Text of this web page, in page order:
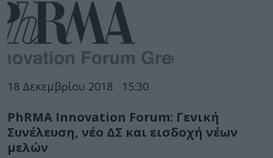
18 Δεκεμβρίου 2018 15:30
PhRMA Innovation Forum: Γενική
Συνέλευση, νέο ΔΣ και εισδοχή νέων
μελών